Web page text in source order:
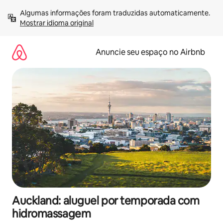
para
Mostrar idioma original
Anuncie seu espaço no Airbnb
Auckland: aluguel por temporada com
hidromassagem